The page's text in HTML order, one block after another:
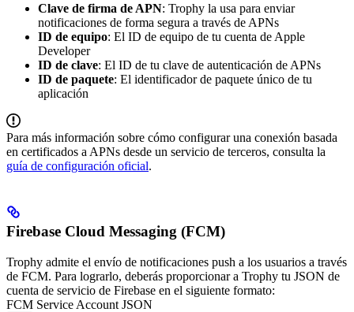
Clave de firma de APN: Trophy la usa para enviar
notificaciones de forma segura a través de APNs
ID de equipo: El ID de equipo de tu cuenta de Apple
Developer
ID de clave: El ID de tu clave de autenticación de APNs
ID de paquete: El identificador de paquete único de tu
aplicación
Para más información sobre cómo configurar una conexión basada
en certificados a APNs desde un servicio de terceros, consulta la
guía de configuración oficial.
Firebase Cloud Messaging (FCM)
Trophy admite el envío de notificaciones push a los usuarios a través
de FCM. Para lograrlo, deberás proporcionar a Trophy tu JSON de
cuenta de servicio de Firebase en el siguiente formato:
FCM Service Account JSON